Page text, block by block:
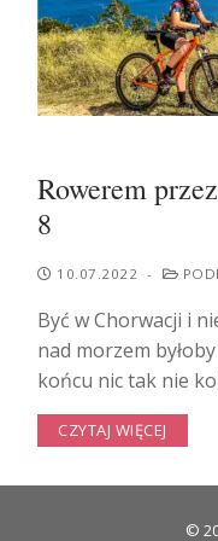
Rowerem
8
10.07.2022 -
Być w Chorwacji i
nad morzem
końcu nic tak nie
CZYTAJ WIĘCEJ
©